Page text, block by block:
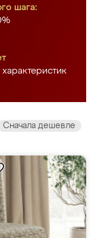
шага:
Сначала дешевле